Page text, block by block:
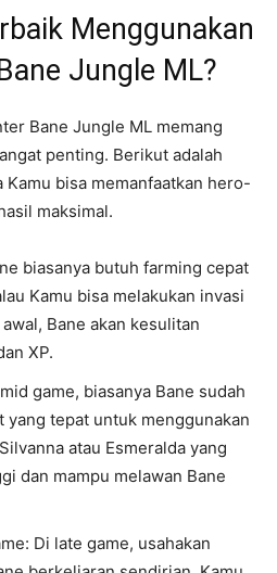
Menggunakan
Jungle ML?
Bane Jungle ML memang
penting. Berikut adalah
bisa memanfaatkan hero-
maksimal.
biasanya butuh farming cepat
Kamu bisa melakukan invasi
Bane akan kesulitan
XP.
game, biasanya Bane sudah
yang tepat untuk menggunakan
atau Esmeralda yang
dan mampu melawan Bane
Di late game, usahakan